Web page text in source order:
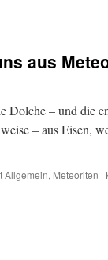
aus
– und die
– aus Eisen,
Allgemein, Meteoriten |